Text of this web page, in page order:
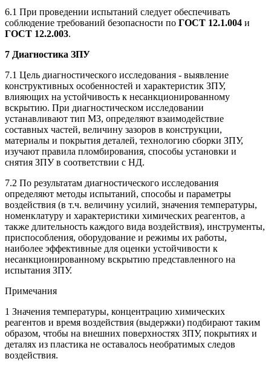
6.1 При проведении испытаний следует обеспечивать
соблюдение требований безопасности по ГОСТ 12.1.004 и
ГОСТ 12.2.003.
7 Диагностика ЗПУ
7.1 Цель диагностического исследования - выявление
конструктивных особенностей и характеристик ЗПУ,
влияющих на устойчивость к несанкционированному
вскрытию. При диагностическом исследовании
устанавливают тип МЗ, определяют взаимодействие
составных частей, величину зазоров в конструкции,
материалы и покрытия деталей, технологию сборки ЗПУ,
изучают правила пломбирования, способы установки и
снятия ЗПУ в соответствии с НД.
7.2 По результатам диагностического исследования
определяют методы испытаний, способы и параметры
воздействия (в т.ч. величину усилий, значения температуры,
номенклатуру и характеристики химических реагентов, а
также длительность каждого вида воздействия), инструменты,
приспособления, оборудование и режимы их работы,
наиболее эффективные для оценки устойчивости к
несанкционированному вскрытию представленного на
испытания ЗПУ.
Примечания
1 Значения температуры, концентрацию химических
реагентов и время воздействия (выдержки) подбирают таким
образом, чтобы на внешних поверхностях ЗПУ, покрытиях и
деталях из пластика не оставалось необратимых следов
воздействия.